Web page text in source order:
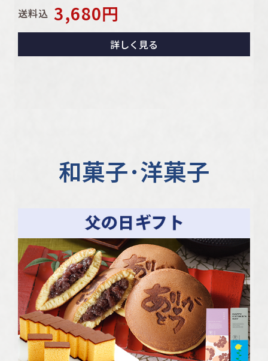
送料込 3,680円
詳しく見る
和菓子･洋菓子